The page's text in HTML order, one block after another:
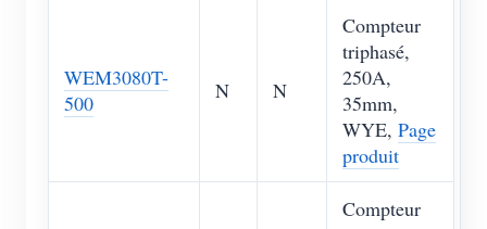
WEM3080T-
500
N N
Compteur
triphasé,
250A,
35mm,
WYE, Page
produit
Compteur